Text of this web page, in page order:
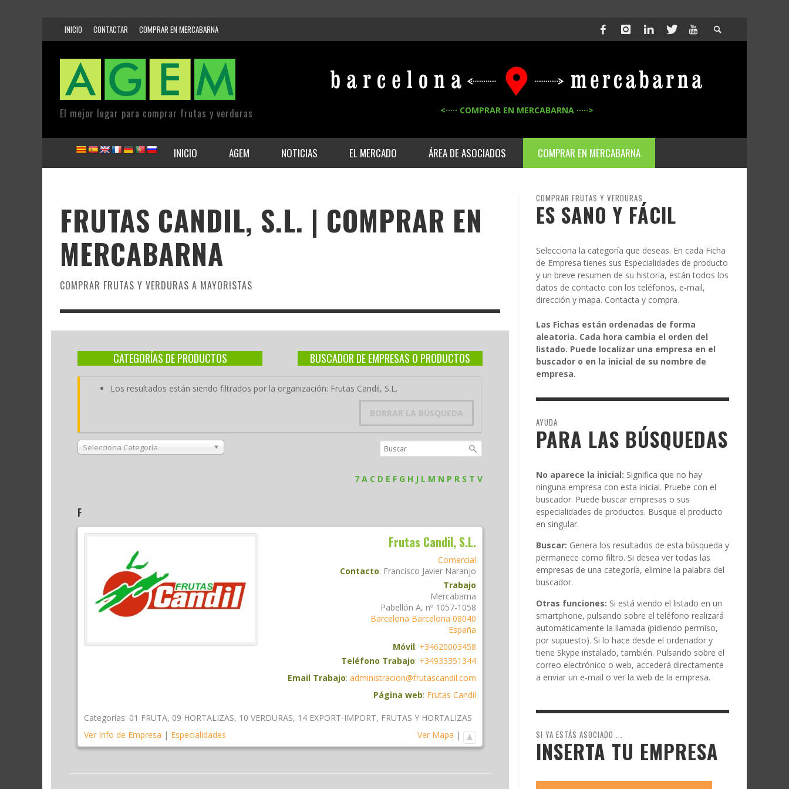
INICIO CONTACTAR COMPRAR EN MERCABARNA
El mejor lugar para comprar frutas y verduras <····· COMPRAR EN MERCABARNA ·····>
INICIO AGEM NOTICIAS EL MERCADO ÁREA DE ASOCIADOS COMPRAR EN MERCABARNA
FRUTAS CANDIL, S.L. | COMPRAR EN
MERCABARNA
COMPRAR FRUTAS Y VERDURAS A MAYORISTAS
CATEGORÍAS DE PRODUCTOS BUSCADOR DE EMPRESAS O PRODUCTOS
Los resultados están siendo filtrados por la organización: Frutas Candil, S.L.
BORRAR LA BÚSQUEDA
Selecciona Categoría
7 A C D E F G H J L M N P R S T V
F
Frutas Candil, S.L.
Comercial
Contacto: Francisco Javier Naranjo
Trabajo
Mercabarna
Pabellón A, nº 1057-1058
Barcelona Barcelona 08040
España
Móvil: +34620003458
Teléfono Trabajo: +34933351344
Email Trabajo: administracion@frutascandil.com
Página web: Frutas Candil
Categorías: 01 FRUTA, 09 HORTALIZAS, 10 VERDURAS, 14 EXPORT-IMPORT, FRUTAS Y HORTALIZAS
Ver Info de Empresa | Especialidades Ver Mapa |
COMPRAR FRUTAS Y VERDURAS
ES SANO Y FÁCIL
Selecciona la categoría que deseas. En cada Ficha
de Empresa tienes sus Especialidades de producto
y un breve resumen de su historia, están todos los
datos de contacto con los teléfonos, e-mail,
dirección y mapa. Contacta y compra.
Las Fichas están ordenadas de forma
aleatoria. Cada hora cambia el orden del
listado. Puede localizar una empresa en el
buscador o en la inicial de su nombre de
empresa.
AYUDA
PARA LAS BÚSQUEDAS
No aparece la inicial: Significa que no hay
ninguna empresa con esta inicial. Pruebe con el
buscador. Puede buscar empresas o sus
especialidades de productos. Busque el producto
en singular.
Buscar: Genera los resultados de esta búsqueda y
permanece como filtro. Si desea ver todas las
empresas de una categoría, elimine la palabra del
buscador.
Otras funciones: Si está viendo el listado en un
smartphone, pulsando sobre el teléfono realizará
automáticamente la llamada (pidiendo permiso,
por supuesto). Si lo hace desde el ordenador y
tiene Skype instalado, también. Pulsando sobre el
correo electrónico o web, accederá directamente
a enviar un e-mail o ver la web de la empresa.
SI YA ESTÁS ASOCIADO ...
INSERTA TU EMPRESA